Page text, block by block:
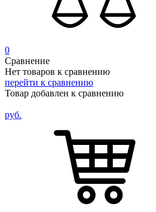
0
Сравнение
Нет товаров к сравнению
перейти к сравнению
Товар добавлен к сравнению
руб.